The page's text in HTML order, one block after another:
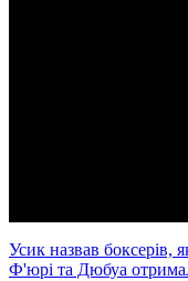
Усик назвав боксерів,
Ф'юрі та Дюбуа